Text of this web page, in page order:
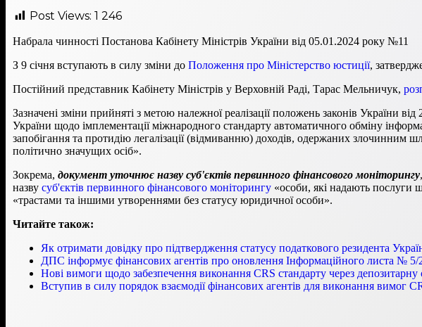
Post Views: 1 246
Набрала чинності Постанова Кабінету Міністрів України від 05.01.2024 року №11
З 9 січня вступають в силу зміни до Положення про Міністерство юстиції,
Постійний представник Кабінету Міністрів у Верховній Раді, Тарас Мельничук,
Зазначені зміни прийняті з метою належної реалізації положень законів України від
України щодо імплементації міжнародного стандарту автоматичного обміну
запобігання та протидію легалізації (відмиванню) доходів, одержаних
політично значущих осіб».
Зокрема, документ уточнює назву суб'єктів первинного фінансового моніторингу
назву суб'єктів первинного фінансового моніторингу «особи, які надають послуги
«трастами та іншими утвореннями без статусу юридичної особи».
Читайте також:
Як отримати довідку про підтвердження статусу податкового резидента
ДПС інформує фінансових агентів про оновлення Інформаційного листа № 5/
Нові вимоги щодо забезпечення виконання CRS стандарту через депозитарну
Вступив в силу порядок взаємодії фінансових агентів для виконання вимог